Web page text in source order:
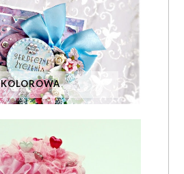
KOLOROWA